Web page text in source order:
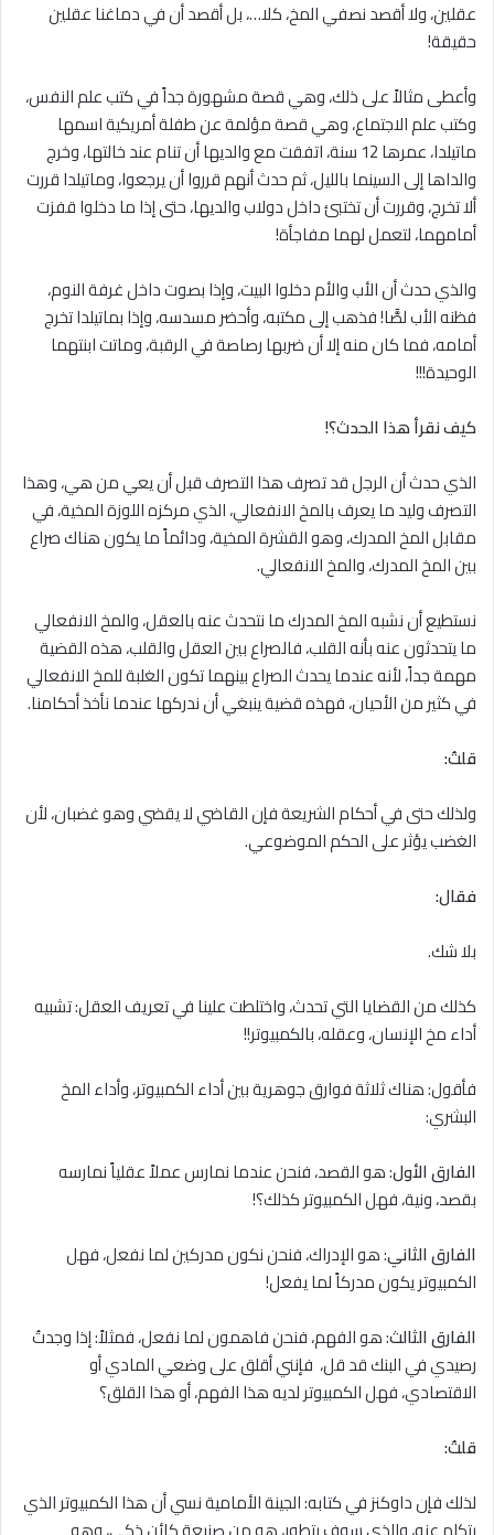
عقلين، ولا أقصد نصفي المخ، كلا…، بل أقصد أن في دماغنا عقلين
حقيقة!
وأعطى مثالاً على ذلك، وهي قصة مشهورة جداً في كتب علم النفس،
وكتب علم الاجتماع، وهي قصة مؤلمة عن طفلة أمريكية اسمها
ماتيلدا، عمرها 12 سنة، اتفقت مع والديها أن تنام عند خالتها، وخرج
والداها إلى السينما بالليل، ثم حدث أنهم قرروا أن يرجعوا، وماتيلدا قررت
ألا تخرج، وقررت أن تختبئ داخل دولاب والديها، حتى إذا ما دخلوا قفزت
أمامهما، لتعمل لهما مفاجأة!
والذي حدث أن الأب والأم دخلوا البيت، وإذا بصوت داخل غرفة النوم،
فظنه الأب لصًّا! فذهب إلى مكتبه، وأحضر مسدسه، وإذا بماتيلدا تخرج
أمامه، فما كان منه إلا أن ضربها رصاصة في الرقبة، وماتت ابنتهما
الوحيدة!!!
كيف نقرأ هذا الحدث؟!
الذي حدث أن الرجل قد تصرف هذا التصرف قبل أن يعي من هي، وهذا
التصرف وليد ما يعرف بالمخ الانفعالي، الذي مركزه اللوزة المخية، في
مقابل المخ المدرك، وهو القشرة المخية، ودائماً ما يكون هناك صراع
بين المخ المدرك، والمخ الانفعالي.
نستطيع أن نشبه المخ المدرك ما نتحدث عنه بالعقل، والمخ الانفعالي
ما يتحدثون عنه بأنه القلب، فالصراع بين العقل والقلب، هذه القضية
مهمة جداً، لأنه عندما يحدث الصراع بينهما تكون الغلبة للمخ الانفعالي
في كثير من الأحيان، فهذه قضية ينبغي أن ندركها عندما نأخذ أحكامنا.
قلتُ:
ولذلك حتى في أحكام الشريعة فإن القاضي ﻻ يقضي وهو غضبان، لأن
الغضب يؤثر على الحكم الموضوعي.
فقال:
بلا شك.
كذلك من القضايا التي تحدث، واختلطت علينا في تعريف العقل: تشبيه
أداء مخ الإنسان، وعقله، بالكمبيوتر!!
فأقول: هناك ثلاثة فوارق جوهرية بين أداء الكمبيوتر، وأداء المخ
البشري:
الفارق الأول: هو القصد، فنحن عندما نمارس عملاً عقلياً نمارسه
بقصد، ونية، فهل الكمبيوتر كذلك؟!
الفارق الثاني: هو الإدراك، فنحن نكون مدركين لما نفعل، فهل
الكمبيوتر يكون مدركاً لما يفعل!
الفارق الثالث: هو الفهم، فنحن فاهمون لما نفعل، فمثلاً: إذا وجدتُ
رصيدي في البنك قد قل، فإنني أقلق على وضعي المادي أو
الاقتصادي، فهل الكمبيوتر لديه هذا الفهم، أو هذا القلق؟
قلتُ:
لذلك فإن داوكنز في كتابه: الجينة الأمامية نسي أن هذا الكمبيوتر الذي